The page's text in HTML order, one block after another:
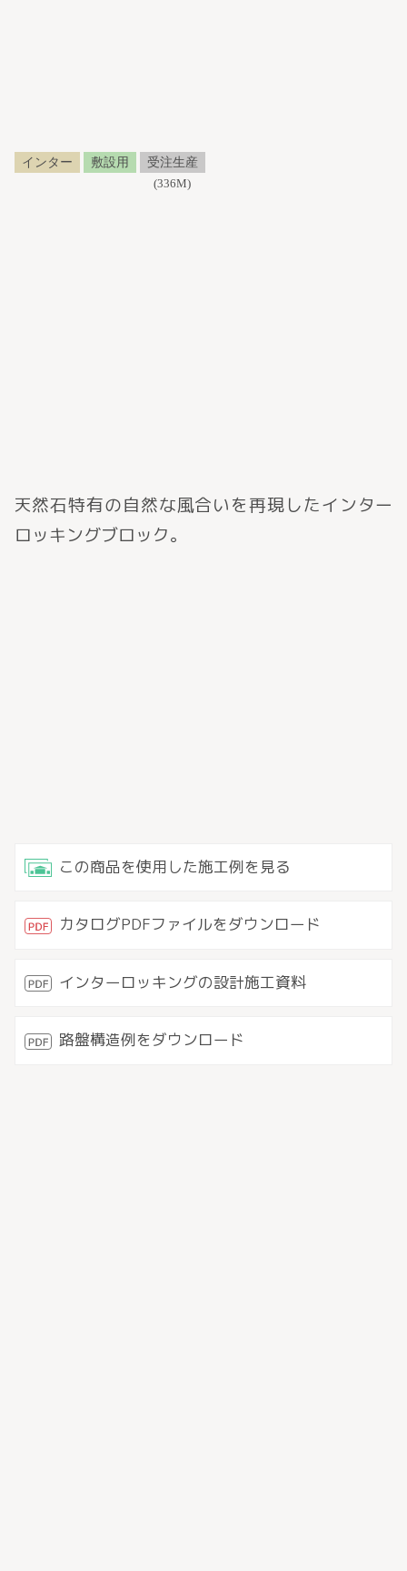
インター 敷設用
受注生産
(336M)
天然石特有の自然な風合いを再現したインター
ロッキングブロック。
この商品を使用した施工例を見る
カタログPDFファイルをダウンロード
インターロッキングの設計施工資料
路盤構造例をダウンロード